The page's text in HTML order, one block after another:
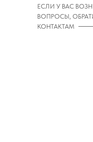
ЕСЛИ У ВАС
ВОПРОСЫ,
КОНТАКТАМ